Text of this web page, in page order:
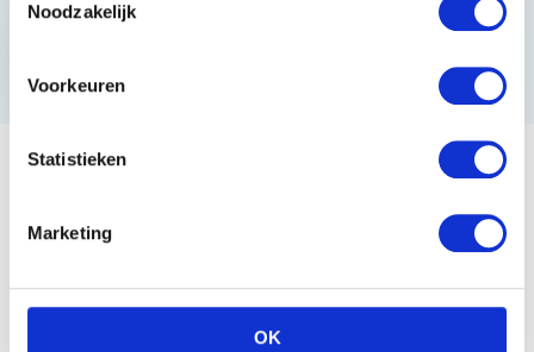
Noodzakelijk
Voorkeuren
Statistieken
Marketing
OK
Abonneer
* Lees hier de wettelijke beperkingen
Klantenservice
Mijn account
Categorieën